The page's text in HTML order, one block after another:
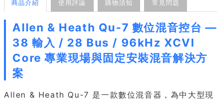
商品介紹 使用評論 購物須知 常見問題
Allen & Heath Qu-7 數位混音控台 —
38 輸入 / 28 Bus / 96kHz XCVI
Core 專業現場與固定安裝混音解決方
案
Allen & Heath Qu-7 是一款數位混音器，為中大型現